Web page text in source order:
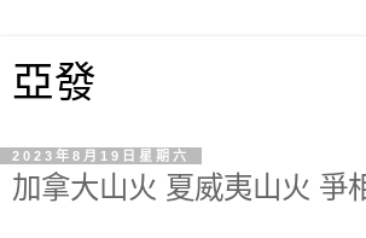
亞發
2023年8月19日星期六
加拿大山火 夏威夷山火 爭